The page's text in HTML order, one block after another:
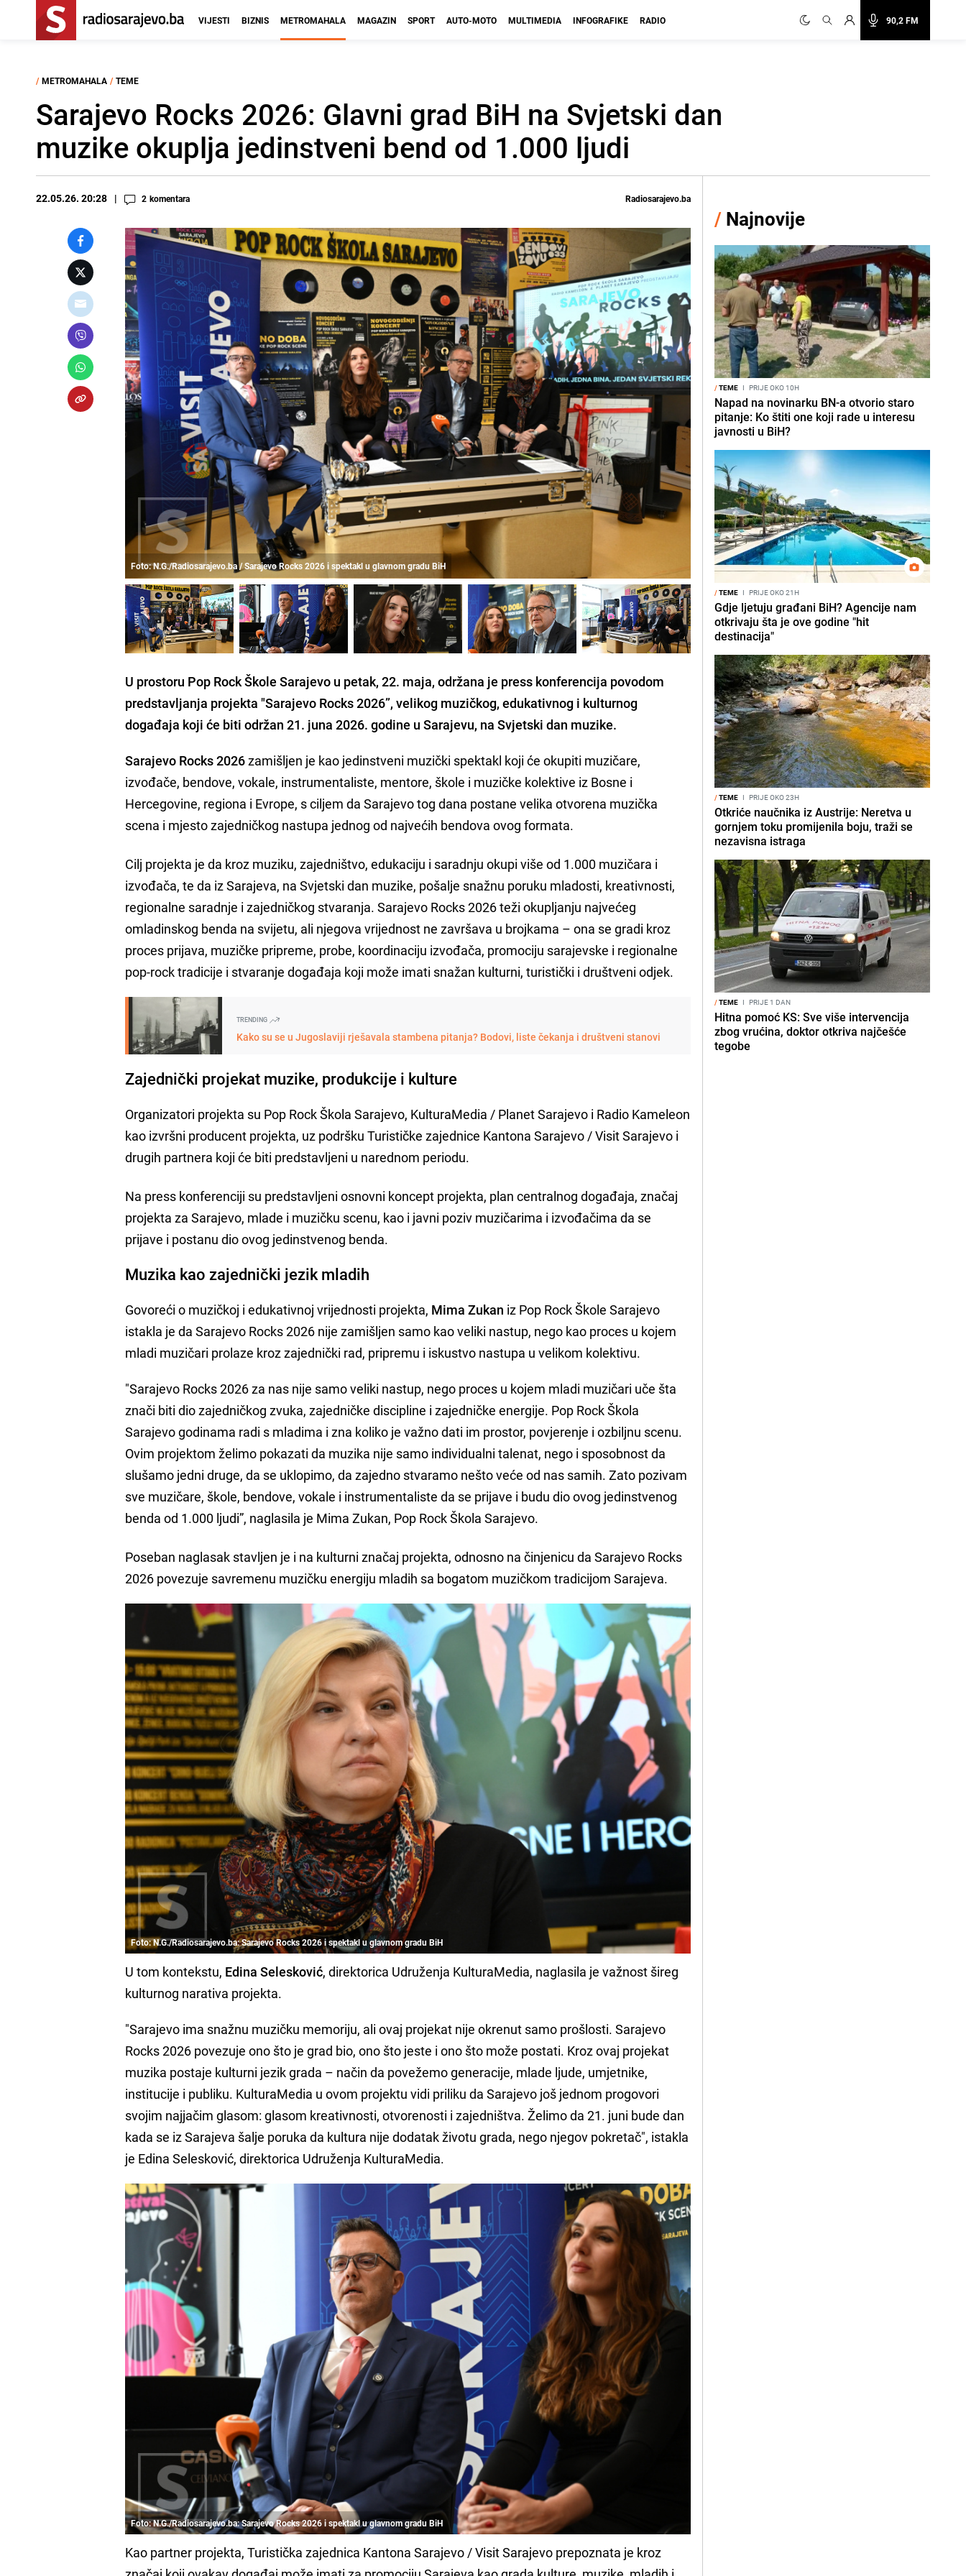
90,2 FM
VIJESTI BIZNIS METROMAHALA MAGAZIN SPORT AUTO-MOTO MULTIMEDIA INFOGRAFIKE RADIO
/ METROMAHALA / TEME
Sarajevo Rocks 2026: Glavni grad BiH na Svjetski dan
muzike okuplja jedinstveni bend od 1.000 ljudi
22.05.26. 20:28 2 komentara Radiosarajevo.ba
Foto: N.G./Radiosarajevo.ba / Sarajevo Rocks 2026 i spektakl u glavnom gradu BiH
U prostoru Pop Rock Škole Sarajevo u petak, 22. maja, održana je press konferencija povodom
predstavljanja projekta "Sarajevo Rocks 2026”, velikog muzičkog, edukativnog i kulturnog
događaja koji će biti održan 21. juna 2026. godine u Sarajevu, na Svjetski dan muzike.
Sarajevo Rocks 2026zamišljen je kao jedinstveni muzički spektakl koji će okupiti muzičare,
izvođače, bendove, vokale, instrumentaliste, mentore, škole i muzičke kolektive iz Bosne i
Hercegovine, regiona i Evrope, s ciljem da Sarajevo tog dana postane velika otvorena muzička
scena i mjesto zajedničkog nastupa jednog od najvećih bendova ovog formata.
Cilj projekta je da kroz muziku, zajedništvo, edukaciju i saradnju okupi više od 1.000 muzičara i
izvođača, te da iz Sarajeva, na Svjetski dan muzike, pošalje snažnu poruku mladosti, kreativnosti,
regionalne saradnje i zajedničkog stvaranja. Sarajevo Rocks 2026 teži okupljanju najvećeg
omladinskog benda na svijetu, ali njegova vrijednost ne završava u brojkama – ona se gradi kroz
proces prijava, muzičke pripreme, probe, koordinaciju izvođača, promociju sarajevske i regionalne
pop-rock tradicije i stvaranje događaja koji može imati snažan kulturni, turistički i društveni odjek.
TRENDING
Kako su se u Jugoslaviji rješavala stambena pitanja? Bodovi, liste čekanja i društveni stanovi
Zajednički projekat muzike, produkcije i kulture
Organizatori projekta su Pop Rock Škola Sarajevo, KulturaMedia / Planet Sarajevo i Radio Kameleon
kao izvršni producent projekta, uz podršku Turističke zajednice Kantona Sarajevo / Visit Sarajevo i
drugih partnera koji će biti predstavljeni u narednom periodu.
Na press konferenciji su predstavljeni osnovni koncept projekta, plan centralnog događaja, značaj
projekta za Sarajevo, mlade i muzičku scenu, kao i javni poziv muzičarima i izvođačima da se
prijave i postanu dio ovog jedinstvenog benda.
Muzika kao zajednički jezik mladih
Govoreći o muzičkoj i edukativnoj vrijednosti projekta, Mima Zukan iz Pop Rock Škole Sarajevo
istakla je da Sarajevo Rocks 2026 nije zamišljen samo kao veliki nastup, nego kao proces u kojem
mladi muzičari prolaze kroz zajednički rad, pripremu i iskustvo nastupa u velikom kolektivu.
"Sarajevo Rocks 2026 za nas nije samo veliki nastup, nego proces u kojem mladi muzičari uče šta
znači biti dio zajedničkog zvuka, zajedničke discipline i zajedničke energije. Pop Rock Škola
Sarajevo godinama radi s mladima i zna koliko je važno dati im prostor, povjerenje i ozbiljnu scenu.
Ovim projektom želimo pokazati da muzika nije samo individualni talenat, nego i sposobnost da
slušamo jedni druge, da se uklopimo, da zajedno stvaramo nešto veće od nas samih. Zato pozivam
sve muzičare, škole, bendove, vokale i instrumentaliste da se prijave i budu dio ovog jedinstvenog
benda od 1.000 ljudi”, naglasila je Mima Zukan, Pop Rock Škola Sarajevo.
Poseban naglasak stavljen je i na kulturni značaj projekta, odnosno na činjenicu da Sarajevo Rocks
2026 povezuje savremenu muzičku energiju mladih sa bogatom muzičkom tradicijom Sarajeva.
Foto: N.G./Radiosarajevo.ba: Sarajevo Rocks 2026 i spektakl u glavnom gradu BiH
U tom kontekstu, Edina Selesković, direktorica Udruženja KulturaMedia, naglasila je važnost šireg
kulturnog narativa projekta.
"Sarajevo ima snažnu muzičku memoriju, ali ovaj projekat nije okrenut samo prošlosti. Sarajevo
Rocks 2026 povezuje ono što je grad bio, ono što jeste i ono što može postati. Kroz ovaj projekat
muzika postaje kulturni jezik grada – način da povežemo generacije, mlade ljude, umjetnike,
institucije i publiku. KulturaMedia u ovom projektu vidi priliku da Sarajevo još jednom progovori
svojim najjačim glasom: glasom kreativnosti, otvorenosti i zajedništva. Želimo da 21. juni bude dan
kada se iz Sarajeva šalje poruka da kultura nije dodatak životu grada, nego njegov pokretač", istakla
je Edina Selesković, direktorica Udruženja KulturaMedia.
Foto: N.G./Radiosarajevo.ba: Sarajevo Rocks 2026 i spektakl u glavnom gradu BiH
Kao partner projekta, Turistička zajednica Kantona Sarajevo / Visit Sarajevo prepoznata je kroz
/ Najnovije
/TEME I PRIJE OKO 10H
Napad na novinarku BN-a otvorio staro
pitanje: Ko štiti one koji rade u interesu
javnosti u BiH?
/TEME I PRIJE OKO 21H
Gdje ljetuju građani BiH? Agencije nam
otkrivaju šta je ove godine "hit
destinacija"
/TEME I PRIJE OKO 23H
Otkriće naučnika iz Austrije: Neretva u
gornjem toku promijenila boju, traži se
nezavisna istraga
/TEME I PRIJE 1 DAN
Hitna pomoć KS: Sve više intervencija
zbog vrućina, doktor otkriva najčešće
tegobe